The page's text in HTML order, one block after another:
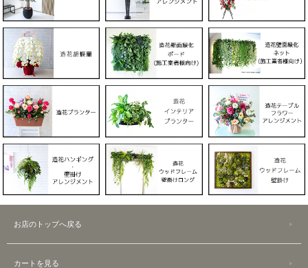
お店のトップへ戻る
カートを見る